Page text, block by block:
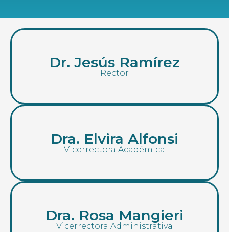
Dr. Jesús Ramírez
Rector
Dra. Elvira Alfonsi
Vicerrectora Académica
Dra. Rosa Mangieri
Vicerrectora Administrativa